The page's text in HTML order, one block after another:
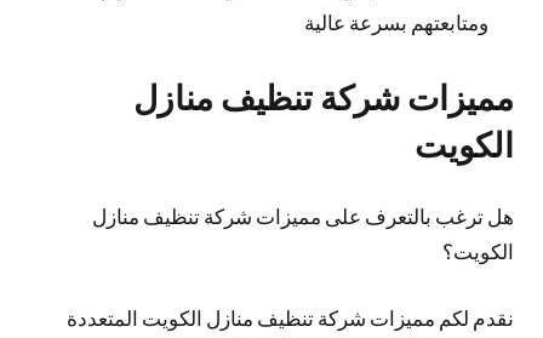
ومتابعتهم بسرعة عالية
مميزات شركة تنظيف منازل
الكويت
هل ترغب بالتعرف على مميزات شركة تنظيف منازل
الكويت؟
نقدم لكم مميزات شركة تنظيف منازل الكويت المتعددة